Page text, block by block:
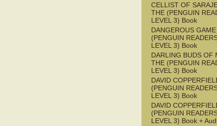
CELLIST OF
THE (PENGUIN
LEVEL 3) Book
DANGEROUS GAME
(PENGUIN
LEVEL 3) Book
DARLING BUDS OF
THE (PENGUIN
LEVEL 3) Book
DAVID
(PENGUIN
LEVEL 3) Book
DAVID
(PENGUIN
LEVEL 3) Book +